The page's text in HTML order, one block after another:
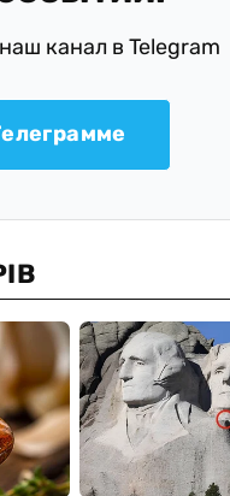
канал в Telegram